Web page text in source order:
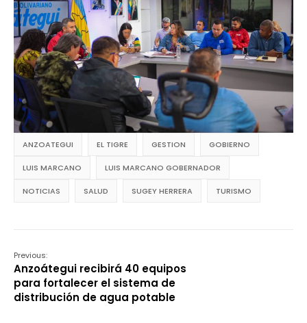
ANZOATEGUI EL TIGRE GESTION GOBIERNO
LUIS MARCANO LUIS MARCANO GOBERNADOR
NOTICIAS SALUD SUGEY HERRERA TURISMO
Previous:
Anzoátegui recibirá 40 equipos
para fortalecer el sistema de
distribución de agua potable